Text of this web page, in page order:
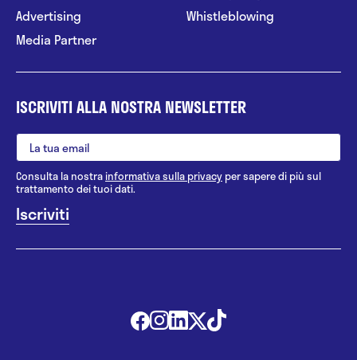
Advertising
Media Partner
Whistleblowing
ISCRIVITI ALLA NOSTRA NEWSLETTER
Consulta la nostrainformativa sulla privacy per sapere di più sul
trattamento dei tuoi dati.